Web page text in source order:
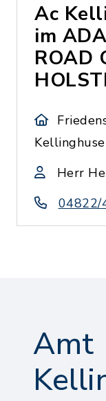
Ac
im
ROAD
Herr
04822/
Amt